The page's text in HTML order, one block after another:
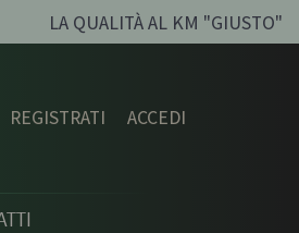
LA QUALITÀ AL KM "GIUSTO"
REGISTRATI ACCEDI